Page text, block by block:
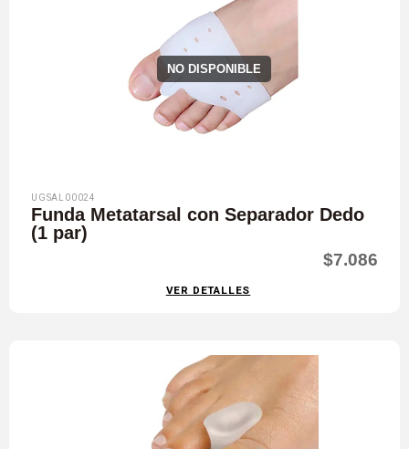
NO DISPONIBLE
UGSAL00024
Funda Metatarsal con Separador Dedo
(1 par)
$7.086
VER DETALLES